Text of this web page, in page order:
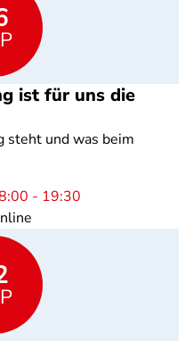
ist für uns die
steht und was beim
- 19:30